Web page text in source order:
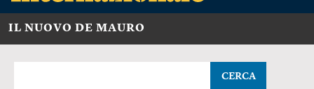
IL NUOVO DE MAURO
CERCA